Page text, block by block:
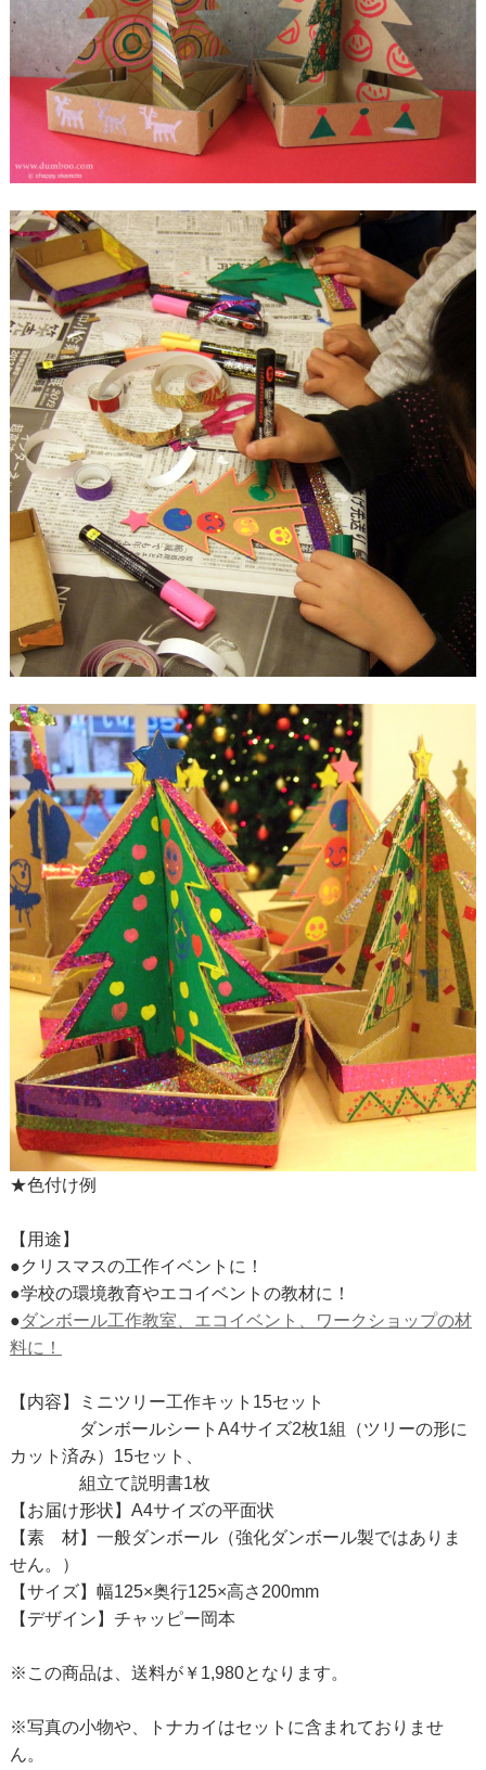
★色付け例
【用途】
●クリスマスの工作イベントに！
●学校の環境教育やエコイベントの教材に！
●ダンボール工作教室、エコイベント、ワークショップの材
料に！
【内容】ミニツリー工作キット15セット
ダンボールシートA4サイズ2枚1組（ツリーの形に
カット済み）15セット、
組立て説明書1枚
【お届け形状】A4サイズの平面状
【素 材】一般ダンボール（強化ダンボール製ではありま
せん。）
【サイズ】幅125×奥行125×高さ200mm
【デザイン】チャッピー岡本
※この商品は、送料が￥1,980となります。
※写真の小物や、トナカイはセットに含まれておりませ
ん。